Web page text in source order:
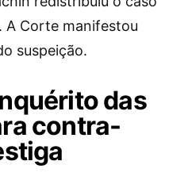
A Corte manifestou
suspeição.
das
contra-